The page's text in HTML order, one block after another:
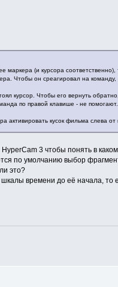
маркера (и курсора
Чтобы он среагировал на
курсор. Чтобы его вернуть
по правой клавише - не
активировать кусок фильма слева от
3 чтобы понять в
по умолчанию выбор
это?
времени до её начала, то